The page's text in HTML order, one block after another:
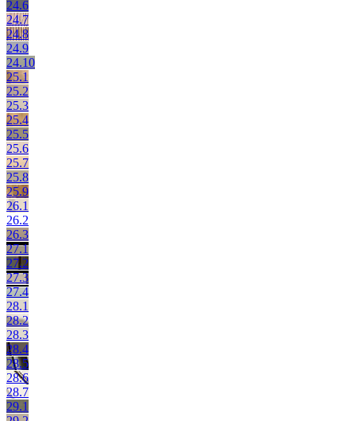
24.6
24.7
24.8
24.9
24.10
25.1
25.2
25.3
25.4
25.5
25.6
25.7
25.8
25.9
26.1
26.2
26.3
27.1
27.2
27.3
27.4
28.1
28.2
28.3
28.4
28.5
28.6
28.7
29.1